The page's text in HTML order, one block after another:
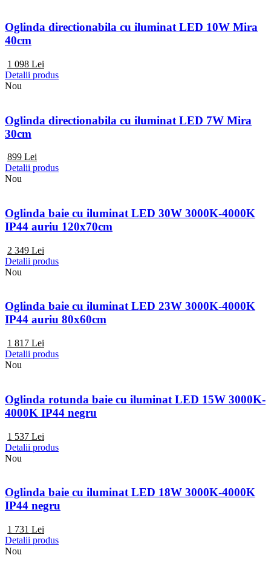
Oglinda directionabila cu iluminat LED 10W Mira
40cm
1 098 Lei
Detalii produs
Nou
Oglinda directionabila cu iluminat LED 7W Mira
30cm
899 Lei
Detalii produs
Nou
Oglinda baie cu iluminat LED 30W 3000K-4000K
IP44 auriu 120x70cm
2 349 Lei
Detalii produs
Nou
Oglinda baie cu iluminat LED 23W 3000K-4000K
IP44 auriu 80x60cm
1 817 Lei
Detalii produs
Nou
Oglinda rotunda baie cu iluminat LED 15W 3000K-
4000K IP44 negru
1 537 Lei
Detalii produs
Nou
Oglinda baie cu iluminat LED 18W 3000K-4000K
IP44 negru
1 731 Lei
Detalii produs
Nou